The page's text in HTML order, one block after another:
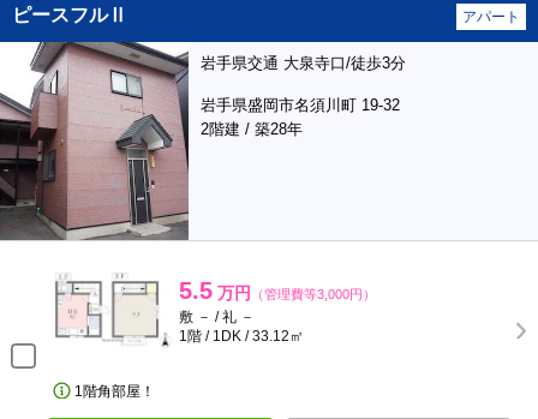
ピースフルⅡ アパート
岩手県交通 大泉寺口/徒歩3分
岩手県盛岡市名須川町 19-32
2階建 / 築28年
5.5 万円 （管理費等3,000円）
敷 － / 礼 －
1階 / 1DK / 33.12㎡
1階角部屋！